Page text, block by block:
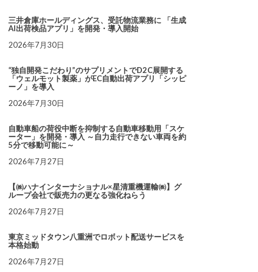
三井倉庫ホールディングス、受託物流業務に 「生成
AI出荷検品アプリ」を開発・導入開始
2026年7月30日
“独自開発こだわり”のサプリメントでD2C展開する
「ウェルモット製薬」がEC自動出荷アプリ「シッピ
ーノ」を導入
2026年7月30日
自動車船の荷役中断を抑制する自動車移動用「スケ
ーター」を開発・導入 ～自力走行できない車両を約
5分で移動可能に～
2026年7月27日
【㈱ハナインターナショナル×星清重機運輸㈱】グ
ループ会社で販売力の更なる強化ねらう
2026年7月27日
東京ミッドタウン八重洲でロボット配送サービスを
本格始動
2026年7月27日